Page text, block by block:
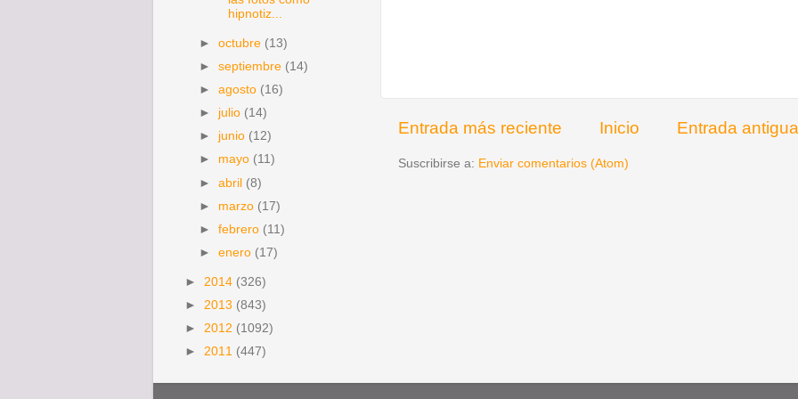
Entrada más reciente Entrada antigua
Inicio
Suscribirse a: Enviar comentarios (Atom)
hipnotiz...
►octubre (13)
►septiembre (14)
►agosto (16)
► julio (14)
► junio (12)
► mayo (11)
►abril (8)
► marzo (17)
►febrero (11)
►enero (17)
► 2014 (326)
► 2013 (843)
► 2012 (1092)
► 2011 (447)